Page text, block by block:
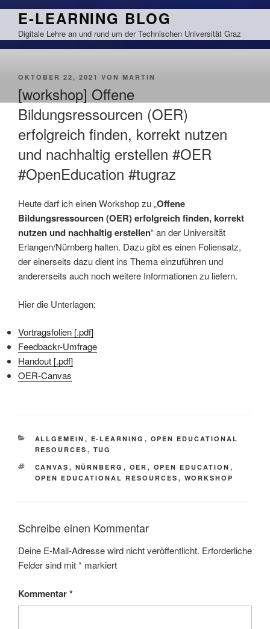
Zum
springen
E-LEARNING BLOG
Digitale Lehre an und rund um der Technischen Universität Graz
VERÖFFENTLICHT
OKTOBER 22, 2021 VON MARTIN
[workshop] Offene
Bildungsressourcen (OER)
erfolgreich finden, korrekt nutzen
und nachhaltig erstellen #OER
#OpenEducation #tugraz
Heute darf ich einen Workshop zu „Offene
Bildungsressourcen (OER) erfolgreich finden, korrekt
nutzen und nachhaltig erstellen“ an der Universität
Erlangen/Nürnberg halten. Dazu gibt es einen Foliensatz,
der einerseits dazu dient ins Thema einzuführen und
andererseits auch noch weitere Informationen zu liefern.
Hier die Unterlagen:
Vortragsfolien [.pdf]
Feedbackr-Umfrage
Handout [.pdf]
OER-Canvas
KATEGORIEN
ALLGEMEIN , E-LEARNING , OPEN EDUCATIONAL
RESOURCES , TUG
SCHLAGWÖRTER
CANVAS , NÜRNBERG , OER , OPEN EDUCATION ,
OPEN EDUCATIONAL RESOURCES , WORKSHOP
Schreibe einen Kommentar
Deine E-Mail-Adresse wird nicht veröffentlicht. Erforderliche
Felder sind mit* markiert
Kommentar*